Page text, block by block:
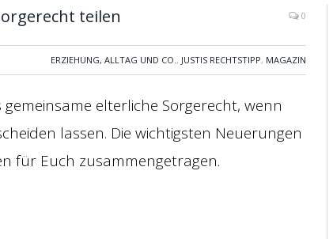
teilen 0
ERZIEHUNG, ALLTAG UND CO., JUSTIS RECHTSTIPP, MAGAZIN
gemeinsame elterliche Sorgerecht, wenn
lassen. Die wichtigsten Neuerungen
für Euch zusammengetragen.